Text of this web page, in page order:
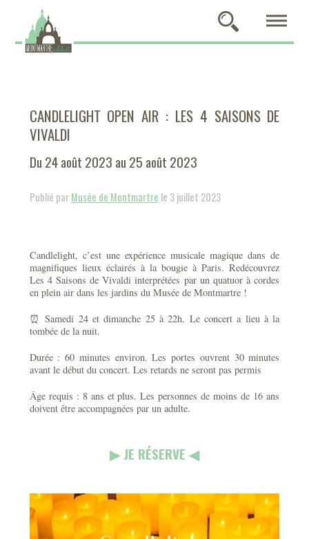
CANDLELIGHT OPEN AIR : LES 4 SAISONS DE
VIVALDI
Du 24 août 2023 au 25 août 2023
Publié parMusée de Montmartre le 3 juillet 2023
Candlelight, c’est une expérience musicale magique dans de
magnifiques lieux éclairés à la bougie à Paris. Redécouvrez
Les 4 Saisons de Vivaldi interprétées par un quatuor à cordes
en plein air dans les jardins du Musée de Montmartre !
⏰ Samedi 24 et dimanche 25 à 22h. Le concert a lieu à la
tombée de la nuit.
Durée : 60 minutes environ. Les portes ouvrent 30 minutes
avant le début du concert. Les retards ne seront pas permis
Âge requis : 8 ans et plus. Les personnes de moins de 16 ans
doivent être accompagnées par un adulte.
▶︎ JE RÉSERVE ◀︎